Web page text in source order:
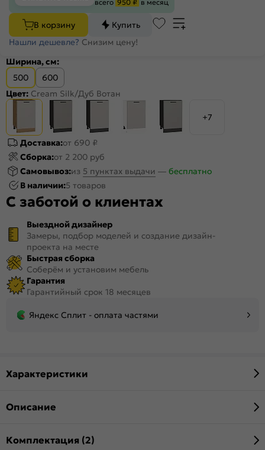
всего 950 ₽ в месяц
В корзину
Купить
Нашли дешевле? Снизим цену!
Ширина, см:
500
600
Цвет: Cream Silk/Дуб Вотан
+7
Доставка:от 690 ₽
Сборка:от 2 200 руб
Самовывоз:из 5 пунктах выдачи — бесплатно
В наличии:5 товаров
С заботой о клиентах
Выездной дизайнер
Замеры, подбор моделей и создание дизайн-
проекта на месте
Быстрая сборка
Соберём и установим мебель
Гарантия
Гарантийный срок 18 месяцев
Яндекс Сплит - оплата частями
Характеристики
Описание
Комплектация (2)